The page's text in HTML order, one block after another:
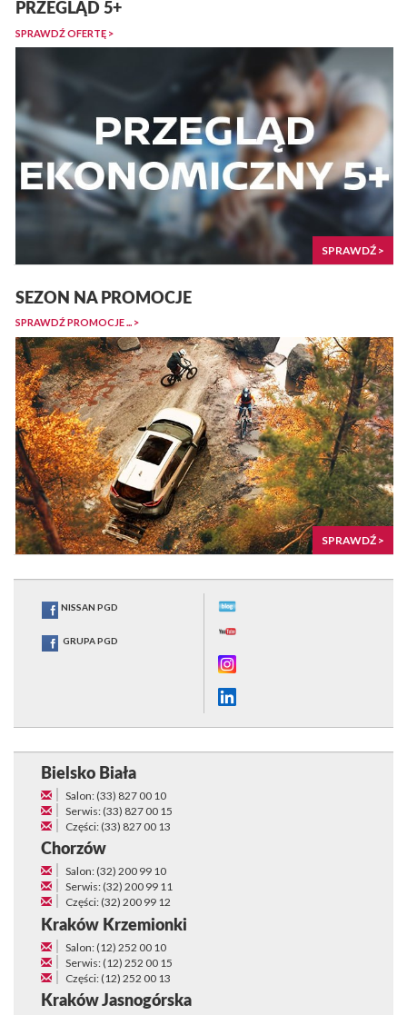
PRZEGLĄD 5+
SPRAWDŹ OFERTĘ >
SPRAWDŹ >
SEZON NA PROMOCJE
SPRAWDŹ PROMOCJE ... >
SPRAWDŹ >
NISSAN PGD
GRUPA PGD
Bielsko Biała
Salon: (33) 827 00 10
Serwis: (33) 827 00 15
Części: (33) 827 00 13
Chorzów
Salon: (32) 200 99 10
Serwis: (32) 200 99 11
Części: (32) 200 99 12
Kraków Krzemionki
Salon: (12) 252 00 10
Serwis: (12) 252 00 15
Części: (12) 252 00 13
Kraków Jasnogórska